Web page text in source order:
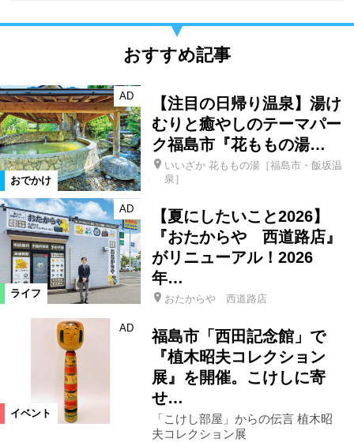
おすすめ記事
おでかけ
AD
【注目の日帰り温泉】湯け
むりと癒やしのテーマパー
ク福島市『花ももの湯…
いいざか 花ももの湯［福島市・飯坂温
泉］
ライフ
AD
【夏にしたいこと2026】
『おたからや 西道路店』
がリニューアル！2026
年…
おたからや 西道路店
イベント
AD
福島市「西田記念館」で
『植木昭夫コレクション
展』を開催。こけしに寄
せ…
「こけし部屋」からの伝言 植木昭
夫コレクション展